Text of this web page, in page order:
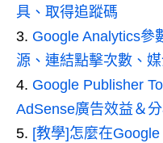
具、取得追蹤碼
Google Analytics參
源、連結點擊次數、
Google Publisher
AdSense廣告效益＆
[教學]怎麼在